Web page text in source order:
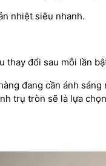
nhiệt siêu nhanh.
thay đổi sau mỗi lần
đang cần ánh
trụ tròn sẽ là lựa